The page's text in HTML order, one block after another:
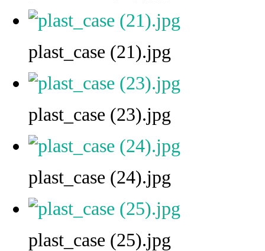
plast_case (21).jpg
plast_case (23).jpg
plast_case (24).jpg
plast_case (25).jpg